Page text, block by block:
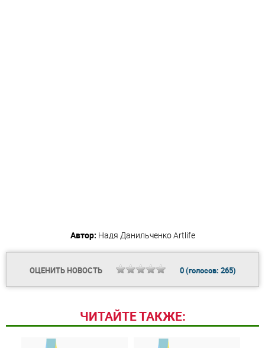
Автор: Надя ДанильченкоArtlife
ОЦЕНИТЬ НОВОСТЬ 0(голосов: 265)
ЧИТАЙТЕ ТАКЖЕ: